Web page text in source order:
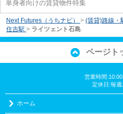
単身者向けの賃貸物件特集
Next Futures（うちナビ） > (賃貸)路線・
住吉駅 > ライツェント石島
ページト
営業時間
定休日:毎週
ホーム